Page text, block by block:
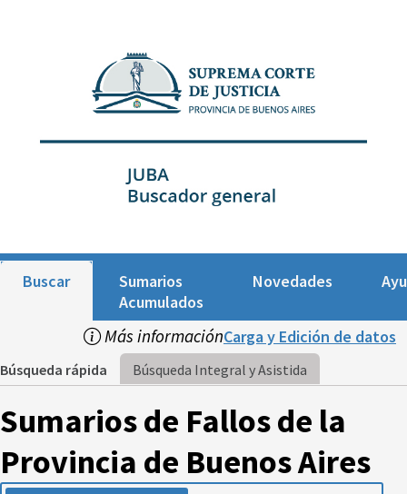
Buscar
Sumarios
Acumulados
Novedades
Más informaciónCarga y Edición de datos
Búsqueda rápida Búsqueda Integral y Asistida
Sumarios de Fallos de la
Provincia de Buenos Aires